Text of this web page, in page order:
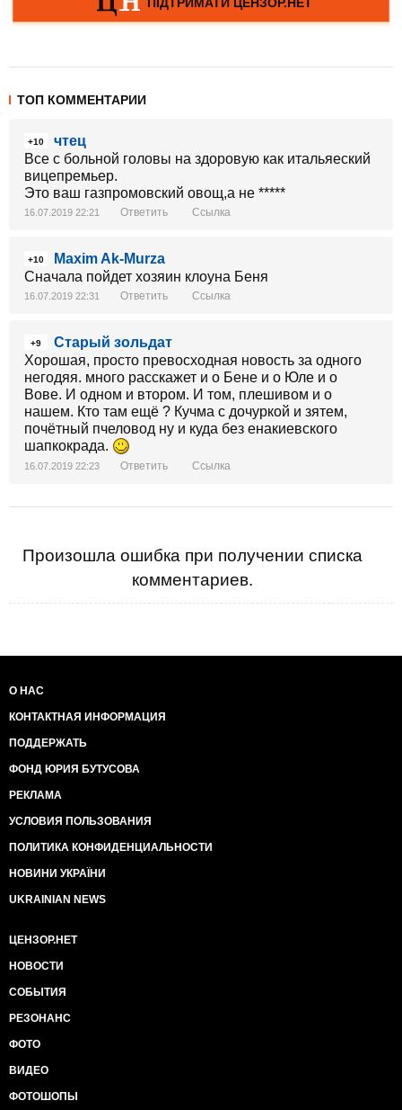
ТОП КОММЕНТАРИИ
+10
чтец
Все с больной головы на здоровую как итальяеский
вицепремьер.
Это ваш газпромовский овощ,а не *****
16.07.2019 22:21 Ответить Ссылка
+10
Maxim Ak-Murza
Сначала пойдет хозяин клоуна Беня
16.07.2019 22:31 Ответить Ссылка
+9
Старый зольдат
Хорошая, просто превосходная новость за одного
негодяя. много расскажет и о Бене и о Юле и о
Вове. И одном и втором. И том, плешивом и о
нашем. Кто там ещё ? Кучма с дочуркой и зятем,
почётный пчеловод ну и куда без енакиевского
шапкокрада.
16.07.2019 22:23 Ответить Ссылка
Произошла ошибка при получении списка
комментариев.
О НАС
КОНТАКТНАЯ ИНФОРМАЦИЯ
ПОДДЕРЖАТЬ
ФОНД ЮРИЯ БУТУСОВА
РЕКЛАМА
УСЛОВИЯ ПОЛЬЗОВАНИЯ
ПОЛИТИКА КОНФИДЕНЦИАЛЬНОСТИ
НОВИНИ УКРАЇНИ
UKRAINIAN NEWS
ЦЕНЗОР.НЕТ
НОВОСТИ
СОБЫТИЯ
РЕЗОНАНС
ФОТО
ВИДЕО
ФОТОШОПЫ